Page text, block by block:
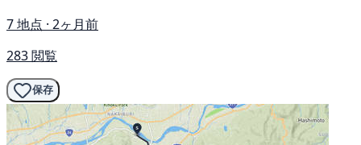
7 地点 · 2ヶ月前
283 閲覧
保存